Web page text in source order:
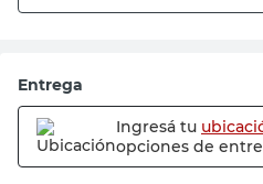
Agregar
Entrega
Ingresá tu
opciones de